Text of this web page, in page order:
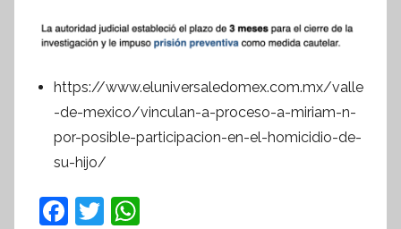
https://www.eluniversaledomex.com.mx/valle
-de-mexico/vinculan-a-proceso-a-miriam-n-
por-posible-participacion-en-el-homicidio-de-
su-hijo/
F
T